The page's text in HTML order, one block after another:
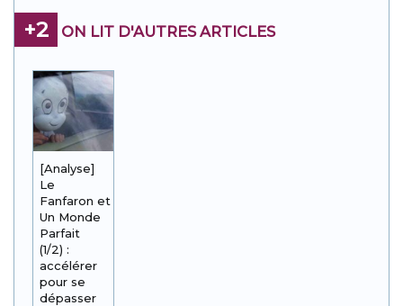
+2 ON LIT D'AUTRES ARTICLES
[Analyse]
Le
Fanfaron et
Un Monde
Parfait
(1/2) :
accélérer
pour se
dépasser